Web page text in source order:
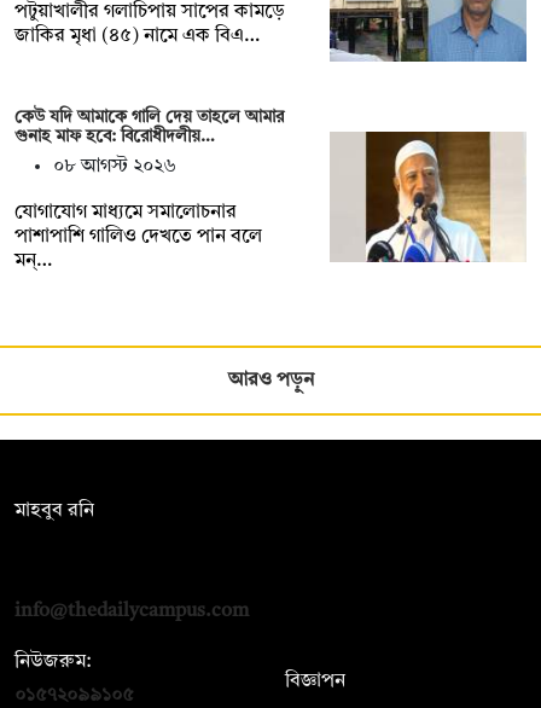
পটুয়াখালীর গলাচিপায় সাপের কামড়ে
জাকির মৃধা (৪৫) নামে এক বিএ…
কেউ যদি আমাকে গালি দেয় তাহলে আমার
গুনাহ মাফ হবে: বিরোধীদলীয়…
০৮ আগস্ট ২০২৬
যোগাযোগ মাধ্যমে সমালোচনার
পাশাপাশি গালিও দেখতে পান বলে
মন্…
আরও পড়ুন
মাহবুব রনি
info@thedailycampus.com
নিউজরুম:
০১৫৭২০৯৯১০৫
বিজ্ঞাপন